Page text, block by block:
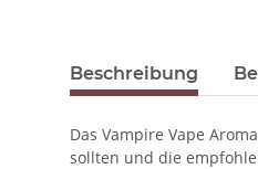
Beschreibung
Das Vampire Vape
sollten und die